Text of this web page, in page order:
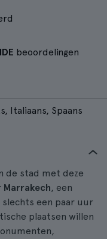
beoordelingen
Italiaans, Spaans
de stad met deze
, een
slechts een paar uur
plaatsen willen